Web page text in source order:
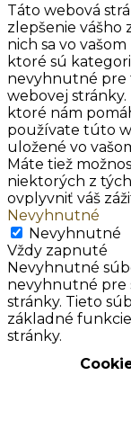
Táto webová
zlepšenie vášho
nich sa vo
ktoré sú
nevyhnutné pre
webovej
ktoré nám
používate túto
uložené vo
Máte tiež
niektorých z
ovplyvniť váš
Nevyhnutné
Nevyhnutné
Vždy zapnuté
Nevyhnutné
nevyhnutné pre
stránky. Tieto
základné
stránky.